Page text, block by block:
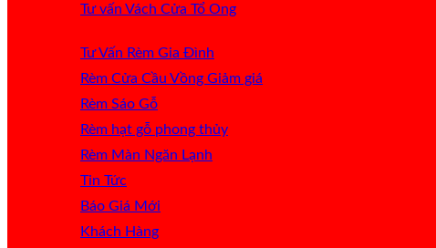
Tư vấn Vách Cửa Tổ Ong
Tư Vấn Rèm Gia Đình
Rèm Cửa Cầu Vồng
Rèm Sáo Gỗ
Rèm hạt gỗ phong thủy
Rèm Màn Ngăn Lạnh
Tin Tức
Báo Giá
Khách Hàng